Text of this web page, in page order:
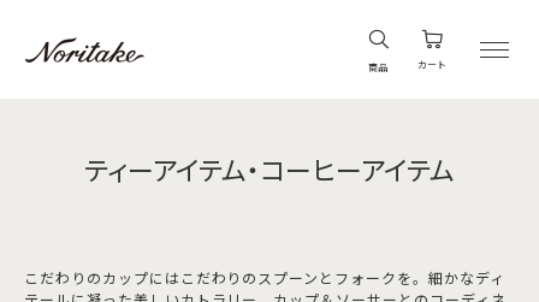
商品 カート
ティーアイテム・コーヒーアイテム
こだわりのカップにはこだわりのスプーンとフォークを。細かなディ